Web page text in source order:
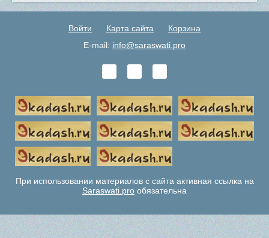
Войти Карта сайта
Корзина
E-mail: info@saraswati.pro
При использовании материалов с сайта активная ссылка на
Saraswati.pro обязательна